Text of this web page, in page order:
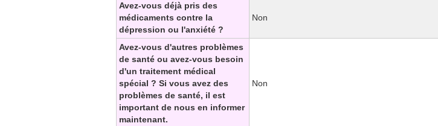
Avez-vous déjà pris des
médicaments contre la
dépression ou l'anxiété ?
Non
Avez-vous d'autres problèmes
de santé ou avez-vous besoin
d'un traitement médical
spécial ? Si vous avez des
problèmes de santé, il est
important de nous en informer
maintenant.
Non